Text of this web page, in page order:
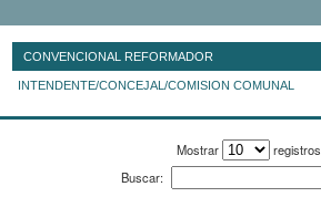
CONVENCIONAL REFORMADOR
INTENDENTE/CONCEJAL/COMISION COMUNAL
Mostrar
registros
Buscar: